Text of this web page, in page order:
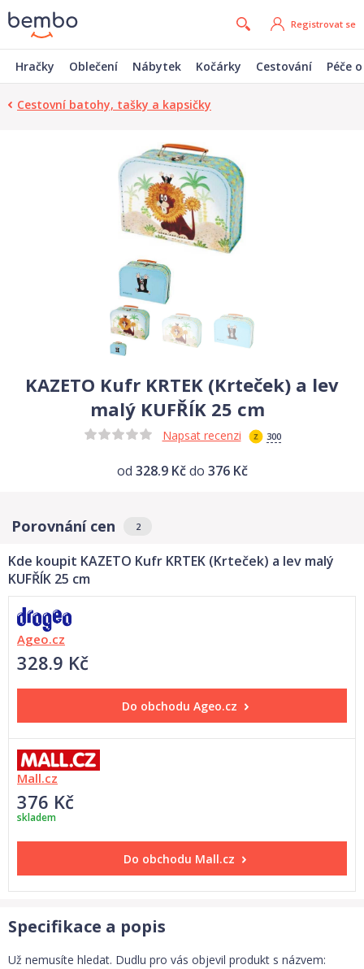
Registrovat se
Hračky Oblečení Nábytek Kočárky Cestování Péče
Cestovní batohy, tašky a kapsičky
KAZETO Kufr KRTEK (Krteček) a lev
malý KUFŘÍK 25 cm
Napsat recenzi 300
od 328.9 Kčdo 376 Kč
Porovnání cen 2
Kde koupit KAZETO Kufr KRTEK (Krteček) a lev malý
KUFŘÍK 25 cm
Ageo.cz
328.9 Kč
Do obchodu Ageo.cz
Mall.cz
376 Kč
skladem
Do obchodu Mall.cz
Specifikace a popis
Už nemusíte hledat. Dudlu pro vás objevil produkt s názvem: